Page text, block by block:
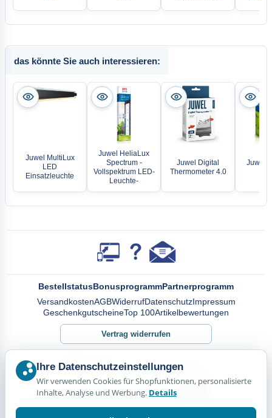
das könnte Sie auch interessieren:
Juwel MultiLux
LED
Einsatzleuchte
Juwel HeliaLux
Spectrum -
Vollspektrum LED-
Leuchte-
Juwel Digital
Thermometer 4.0
Juwel
BestellstatusBonusprogrammPartnerprogramm
VersandkostenAGBWiderrufDatenschutzImpressum
GeschenkgutscheineTop 100Artikelbewertungen
Vertrag widerrufen
Ihre Datenschutzeinstellungen
Wir verwenden Cookies für Shopfunktionen, personalisierte
Inhalte, Analyse und Werbung. Details